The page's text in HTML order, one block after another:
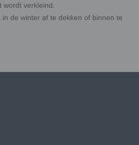
verkleind.
de winter af te dekken of binnen te